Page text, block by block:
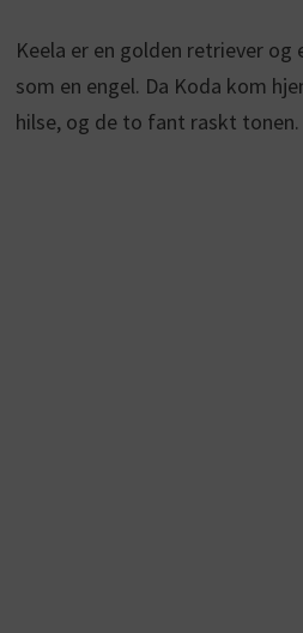
Keela er en golden retriever
som en engel. Da Koda kom
hilse, og de to fant raskt tonen.